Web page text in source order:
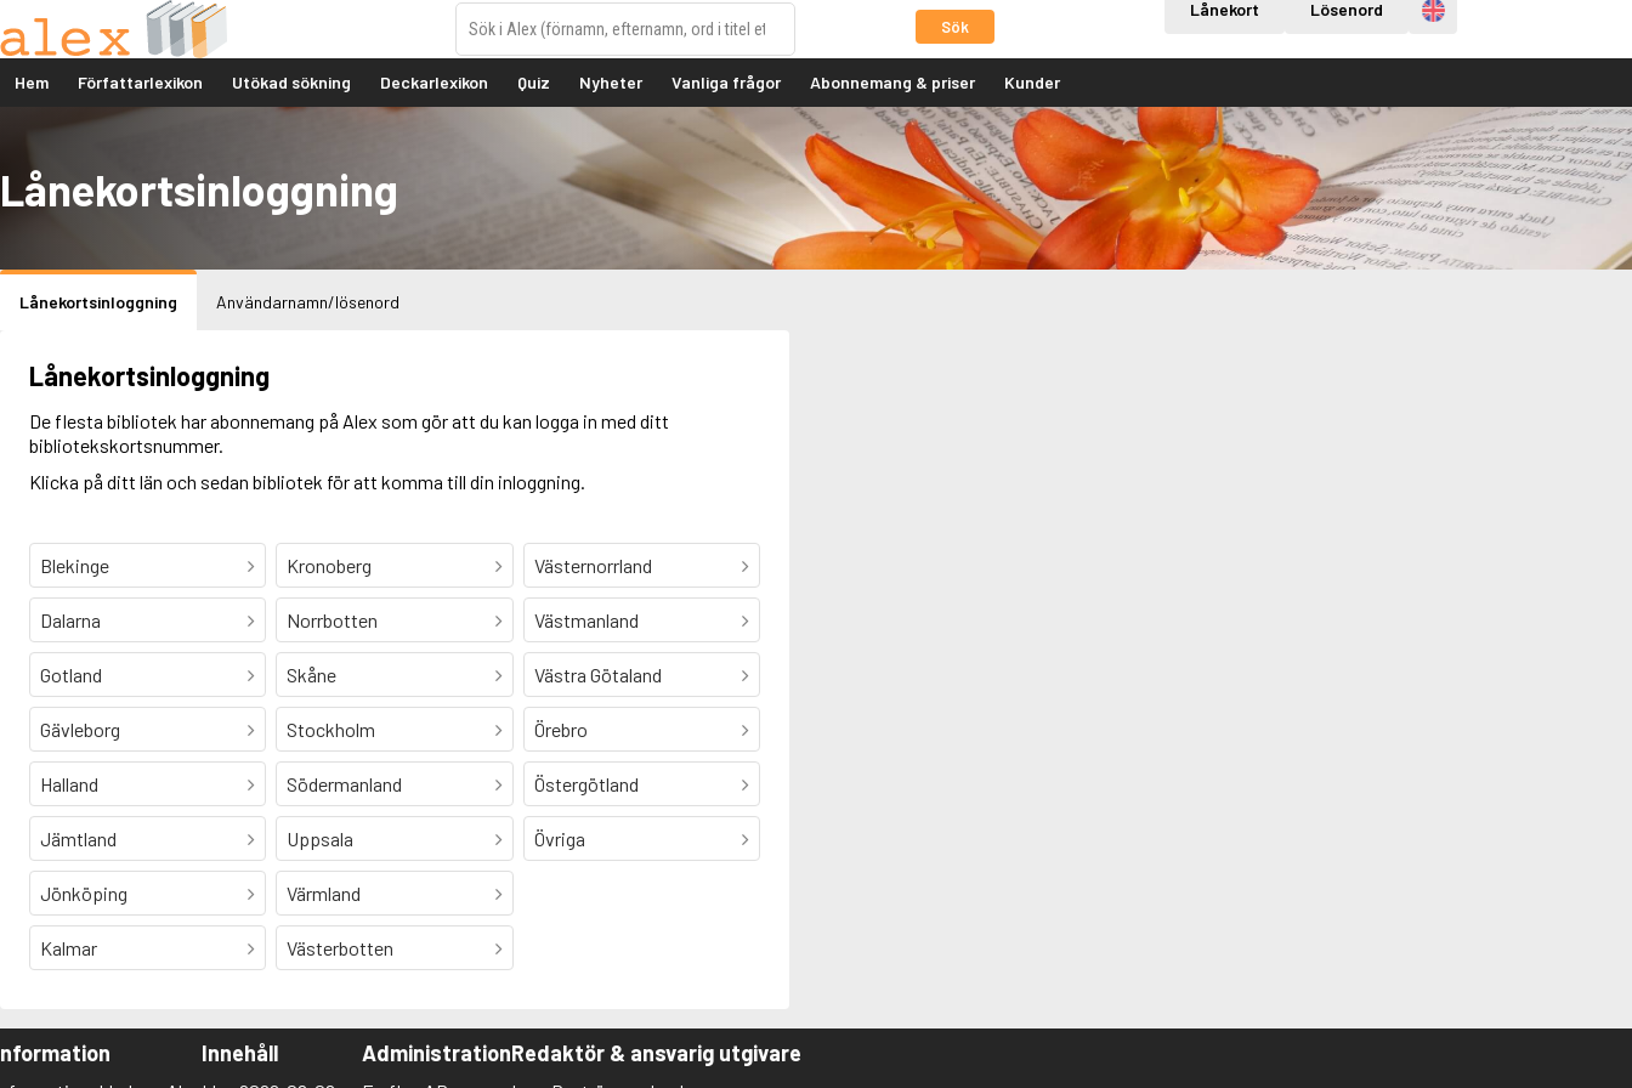
Sök
Lånekort Lösenord Engelska
Hem Författarlexikon Utökad sökning Deckarlexikon Quiz Nyheter Vanliga frågor Abonnemang & priser Kunder
Lånekortsinloggning
Lånekortsinloggning Användarnamn/lösenord
Lånekortsinloggning
De flesta bibliotek har abonnemang på Alex som gör att du kan logga in med ditt
bibliotekskortsnummer.
Klicka på ditt län och sedan bibliotek för att komma till din inloggning.
Blekinge
Dalarna
Gotland
Gävleborg
Halland
Jämtland
Jönköping
Kalmar
Kronoberg
Norrbotten
Skåne
Stockholm
Södermanland
Uppsala
Värmland
Västerbotten
Västernorrland
Västmanland
Västra Götaland
Örebro
Östergötland
Övriga
Innehåll AdministrationRedaktör & ansvarig utgivare